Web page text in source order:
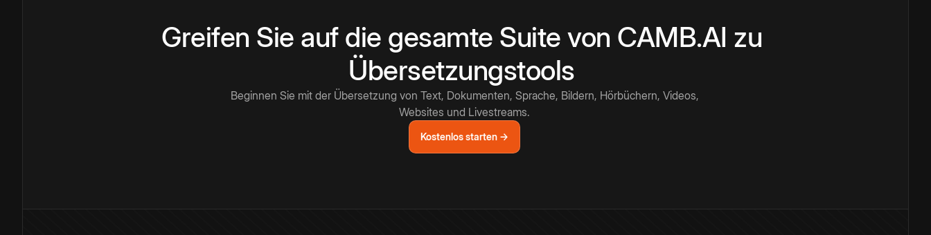
Greifen Sie auf die gesamte Suite von CAMB.AI zu
Übersetzungstools
Beginnen Sie mit der Übersetzung von Text, Dokumenten, Sprache, Bildern, Hörbüchern, Videos,
Websites und Livestreams.
Kostenlos starten →